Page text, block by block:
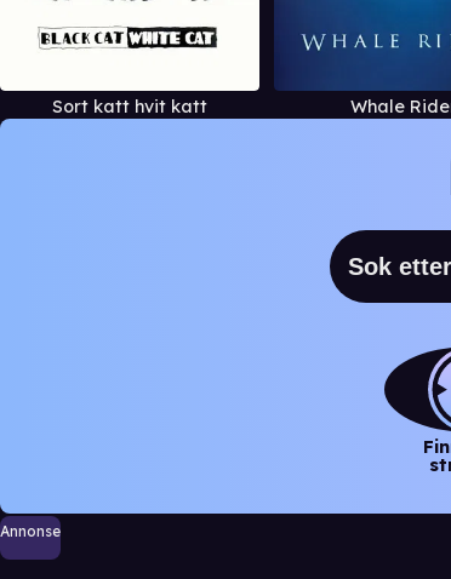
Sort katt hvit katt Whale
Annonse